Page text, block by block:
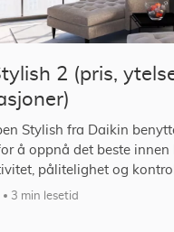
2 (pris,
Stylish fra Daikin
å oppnå det beste innen
pålitelighet og
3 min lesetid